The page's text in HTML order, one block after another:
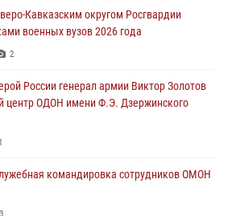
Росгвардии присоединились к
акции «От сердца к сердцу»
задержали подозреваемых в
Кавказским округом Росгвардии
военных вузов 2026 года
2
России генерал армии Виктор Золотов
центр ОДОН имени Ф.Э. Дзержинского
1
командировка сотрудников ОМОН
3